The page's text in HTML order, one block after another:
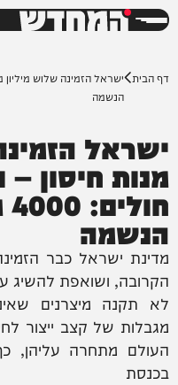
המחדש
דף הבית
הנשמה
ישראל
מנות חיסון –
הנשמה
מדינת ישראל כבר
לא תקנה מיצרנים
מגבלות של קצב ייצור
העולם מתחרה עליהן,
בכנסת